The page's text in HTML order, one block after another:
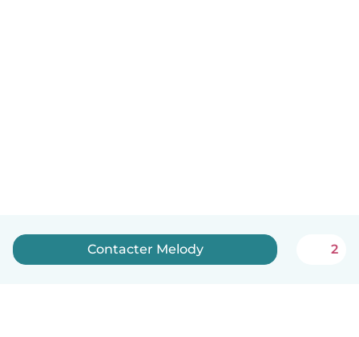
Contacter Melody 2